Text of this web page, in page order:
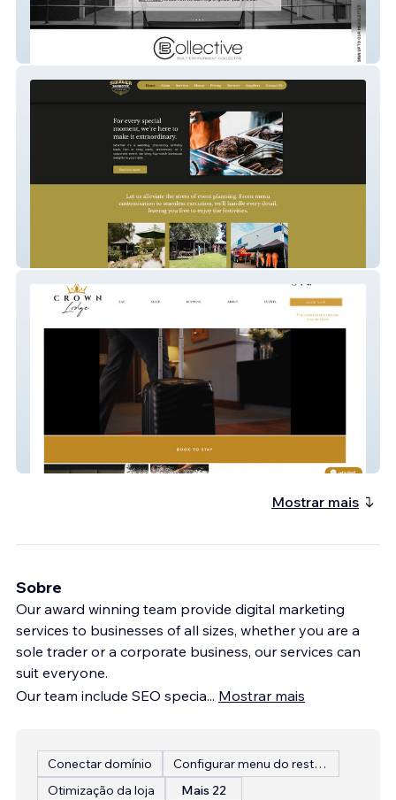
Sizzler Barbecue
Crown Lodge Hotel
Mostrar mais
Sobre
Our award winning team provide digital marketing
services to businesses of all sizes, whether you are a
sole trader or a corporate business, our services can
suit everyone.
Our team include SEO specia... Mostrar mais
Conectar domínio
Configurar menu do restaurante
Otimização da loja
Mais 22